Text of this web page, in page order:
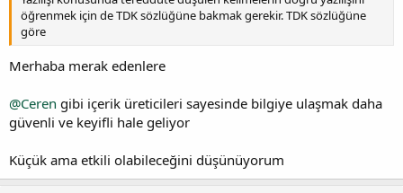
öğrenmek için de TDK sözlüğüne bakmak gerekir. TDK sözlüğüne
göre
Merhaba merak edenlere
@Ceren gibi içerik üreticileri sayesinde bilgiye ulaşmak daha
güvenli ve keyifli hale geliyor
Küçük ama etkili olabileceğini düşünüyorum